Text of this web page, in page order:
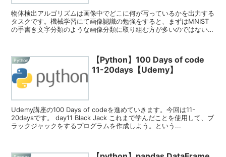
物体検出アルゴリズムは画像中でどこに何が写っているかを出力する
タスクです。機械学習にて画像認識の勉強をすると、まずはMNIST
の手書き文字分類のような画像分類に取り組む方が多いのではないで
Python
【Python】100 Days of code
11-20days【Udemy】
Udemy講座の100 Days of codeを進めていきます。今回は11-
20daysです。 day11 Black Jack これまで学んだことを使用して、ブ
ラックジャックをするプログラムを作成しよう。という...